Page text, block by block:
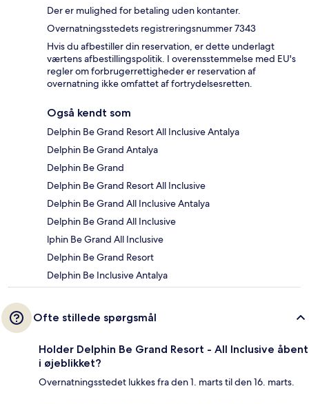
Der er mulighed for betaling uden kontanter.
Overnatningsstedets registreringsnummer 7343
Hvis du afbestiller din reservation, er dette underlagt
værtens afbestillingspolitik. I overensstemmelse med EU's
regler om forbrugerrettigheder er reservation af
overnatning ikke omfattet af fortrydelsesretten.
Også kendt som
Delphin Be Grand Resort All Inclusive Antalya
Delphin Be Grand Antalya
Delphin Be Grand
Delphin Be Grand Resort All Inclusive
Delphin Be Grand All Inclusive Antalya
Delphin Be Grand All Inclusive
lphin Be Grand All Inclusive
Delphin Be Grand Resort
Delphin Be Inclusive Antalya
Ofte stillede spørgsmål
Holder Delphin Be Grand Resort - All Inclusive åbent
i øjeblikket?
Overnatningsstedet lukkes fra den 1. marts til den 16. marts.